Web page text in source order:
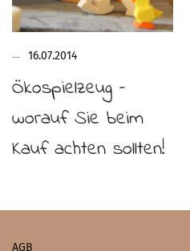
16.07.2014
Ökospielzeug –
worauf Sie beim
Kauf achten sollten!
AGB